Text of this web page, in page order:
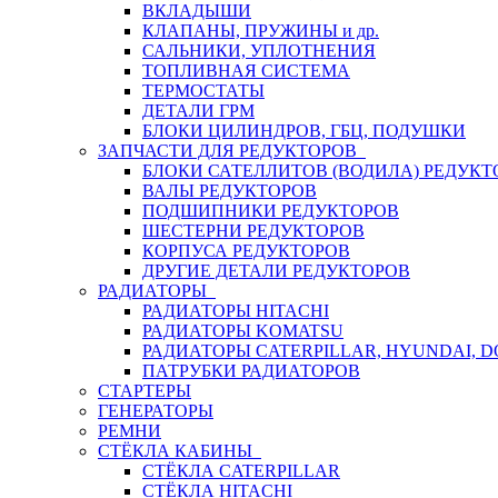
ВКЛАДЫШИ
КЛАПАНЫ, ПРУЖИНЫ и др.
САЛЬНИКИ, УПЛОТНЕНИЯ
ТОПЛИВНАЯ СИСТЕМА
ТЕРМОСТАТЫ
ДЕТАЛИ ГРМ
БЛОКИ ЦИЛИНДРОВ, ГБЦ, ПОДУШКИ
ЗАПЧАСТИ ДЛЯ РЕДУКТОРОВ
БЛОКИ САТЕЛЛИТОВ (ВОДИЛА)
ВАЛЫ РЕДУКТОРОВ
ПОДШИПНИКИ РЕДУКТОРОВ
ШЕСТЕРНИ РЕДУКТОРОВ
КОРПУСА РЕДУКТОРОВ
ДРУГИЕ ДЕТАЛИ РЕДУКТОРОВ
РАДИАТОРЫ
РАДИАТОРЫ HITACHI
РАДИАТОРЫ KOMATSU
РАДИАТОРЫ CATERPILLAR, HYUNDAI,
ПАТРУБКИ РАДИАТОРОВ
СТАРТЕРЫ
ГЕНЕРАТОРЫ
РЕМНИ
СТЁКЛА КАБИНЫ
СТЁКЛА CATERPILLAR
СТЁКЛА HITACHI